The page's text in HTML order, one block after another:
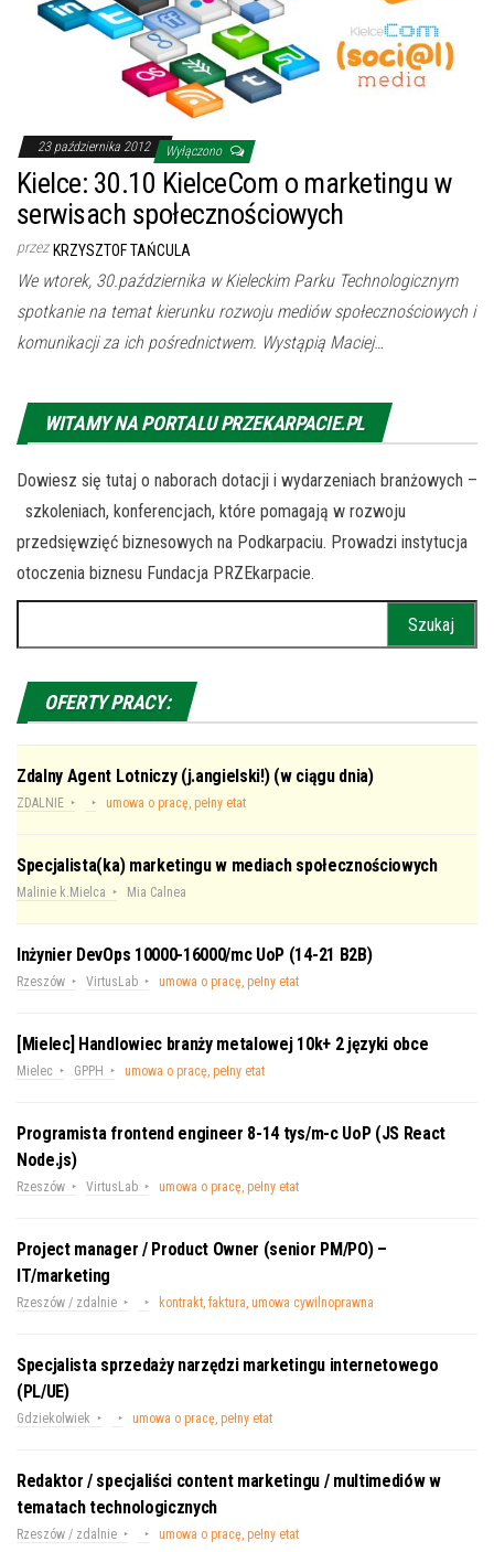
23 października 2012 Wyłączono
Kielce: 30.10 KielceCom o marketingu w
serwisach społecznościowych
przez KRZYSZTOF TAŃCULA
We wtorek, 30.października w Kieleckim Parku Technologicznym
spotkanie na temat kierunku rozwoju mediów społecznościowych i
komunikacji za ich pośrednictwem. Wystąpią Maciej…
WITAMY NA PORTALU PRZEKARPACIE.PL
Dowiesz się tutaj o naborach dotacji i wydarzeniach branżowych –
szkoleniach, konferencjach, które pomagają w rozwoju
przedsięwzięć biznesowych na Podkarpaciu. Prowadzi instytucja
otoczenia biznesu Fundacja PRZEkarpacie.
OFERTY PRACY:
Zdalny Agent Lotniczy (j.angielski!) (w ciągu dnia)
ZDALNIE umowa o pracę, pełny etat
Specjalista(ka) marketingu w mediach społecznościowych
Malinie k.Mielca Mia Calnea
Inżynier DevOps 10000-16000/mc UoP (14-21 B2B)
Rzeszów VirtusLab umowa o pracę, pełny etat
[Mielec] Handlowiec branży metalowej 10k+ 2 języki obce
Mielec GPPH umowa o pracę, pełny etat
Programista frontend engineer 8-14 tys/m-c UoP (JS React
Node.js)
Rzeszów VirtusLab umowa o pracę, pełny etat
Project manager / Product Owner (senior PM/PO) –
IT/marketing
Rzeszów / zdalnie kontrakt, faktura, umowa cywilnoprawna
Specjalista sprzedaży narzędzi marketingu internetowego
(PL/UE)
Gdziekolwiek umowa o pracę, pełny etat
Redaktor / specjaliści content marketingu / multimediów w
tematach technologicznych
Rzeszów / zdalnie umowa o pracę, pełny etat